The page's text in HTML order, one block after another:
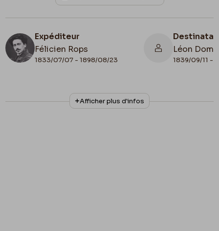
Expéditeur
Félicien Rops
1833/07/07 - 1898/08/23
Léon
1839/09/11 -
N° d'inventaire
8811/t5/p45Afficher plus d'infos